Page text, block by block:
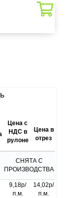
Цена с
НДС в
рулоне
Цена в
отрез
СНЯТА С
ПРОИЗВОДСТВА
9,18р/
п.м.
14,02р/
п.м.